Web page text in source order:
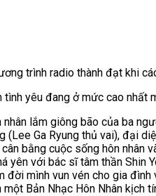
trình radio thành đạt khi
yêu đang ở mức cao
nhân lắm giông bão của ba
Ga Ryung thủ vai), đại
bằng cuộc sống hôn
yên với bác sĩ tâm thần Shin
đời mình vun vén cho gia
Bản Nhạc Hôn Nhân kịch